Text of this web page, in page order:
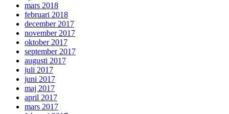
mars 2018
februari 2018
december 2017
november 2017
oktober 2017
september 2017
augusti 2017
juli 2017
juni 2017
maj 2017
april 2017
mars 2017